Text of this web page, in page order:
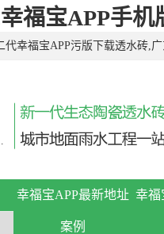
福宝APP手机
幸福宝APP污版下载透水砖,
砖的现代企业。
幸福宝APP最新地址
案例
幸福